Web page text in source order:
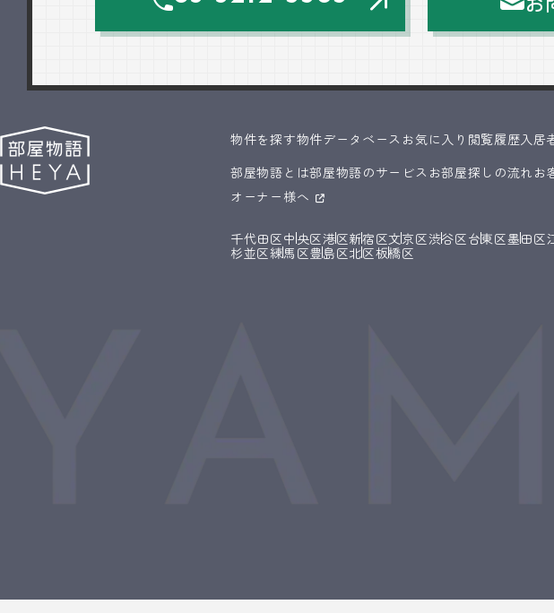
物件を探す物件データベース お気に入り 閲覧履歴入居
部屋物語とは部屋物語のサービス お部屋探しの流れ お
オーナー様へ
千代田区中央区港区新宿区文京区渋谷区台東区墨田区
杉並区練馬区豊島区北区板橋区